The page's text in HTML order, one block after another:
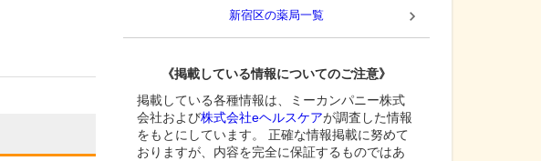
新宿区の薬局一覧
《掲載している情報についてのご注意》
掲載している各種情報は、ミーカンパニー株式
会社および株式会社eヘルスケアが調査した情報
をもとにしています。 正確な情報掲載に努めて
おりますが、内容を完全に保証するものではあ